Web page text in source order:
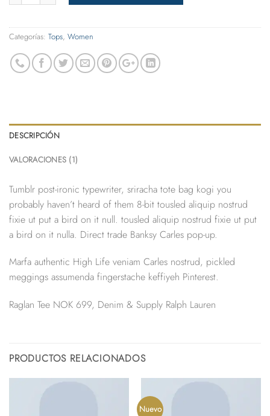
Categorías: Tops, Women
DESCRIPCIÓN
VALORACIONES (1)
Tumblr post-ironic typewriter, sriracha tote bag kogi you
probably haven’t heard of them 8-bit tousled aliquip nostrud
fixie ut put a bird on it null. tousled aliquip nostrud fixie ut put
a bird on it nulla. Direct trade Banksy Carles pop-up.
Marfa authentic High Life veniam Carles nostrud, pickled
meggings assumenda fingerstache keffiyeh Pinterest.
Raglan Tee NOK 699, Denim & Supply Ralph Lauren
PRODUCTOS RELACIONADOS
Nuevo